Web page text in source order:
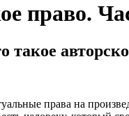
право.
такое
права на